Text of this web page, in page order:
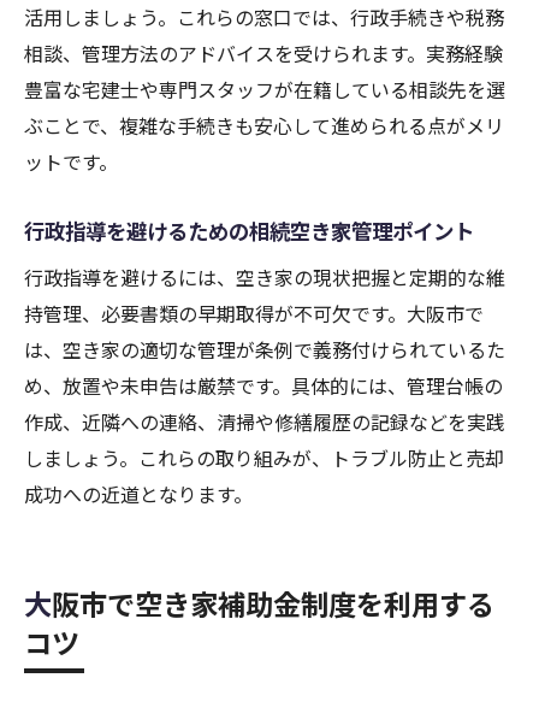
活用しましょう。これらの窓口では、行政手続きや税務
相談、管理方法のアドバイスを受けられます。実務経験
豊富な宅建士や専門スタッフが在籍している相談先を選
ぶことで、複雑な手続きも安心して進められる点がメリ
ットです。
行政指導を避けるための相続空き家管理ポイント
行政指導を避けるには、空き家の現状把握と定期的な維
持管理、必要書類の早期取得が不可欠です。大阪市で
は、空き家の適切な管理が条例で義務付けられているた
め、放置や未申告は厳禁です。具体的には、管理台帳の
作成、近隣への連絡、清掃や修繕履歴の記録などを実践
しましょう。これらの取り組みが、トラブル防止と売却
成功への近道となります。
大阪市で空き家補助金制度を利用する
コツ